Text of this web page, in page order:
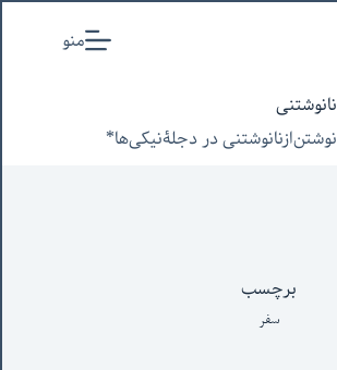
منو
نانوشتنی
نوشتن‌از‌نانوشتنی‌ در‌ دجلۀنیکی‌ها*
برچسب
سفر